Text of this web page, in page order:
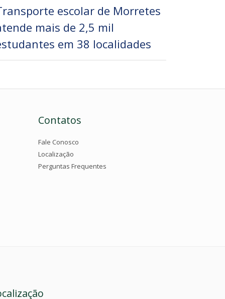
escolar de Morretes
mais de 2,5 mil
em 38 localidades
Contatos
Fale Conosco
Localização
Perguntas Frequentes